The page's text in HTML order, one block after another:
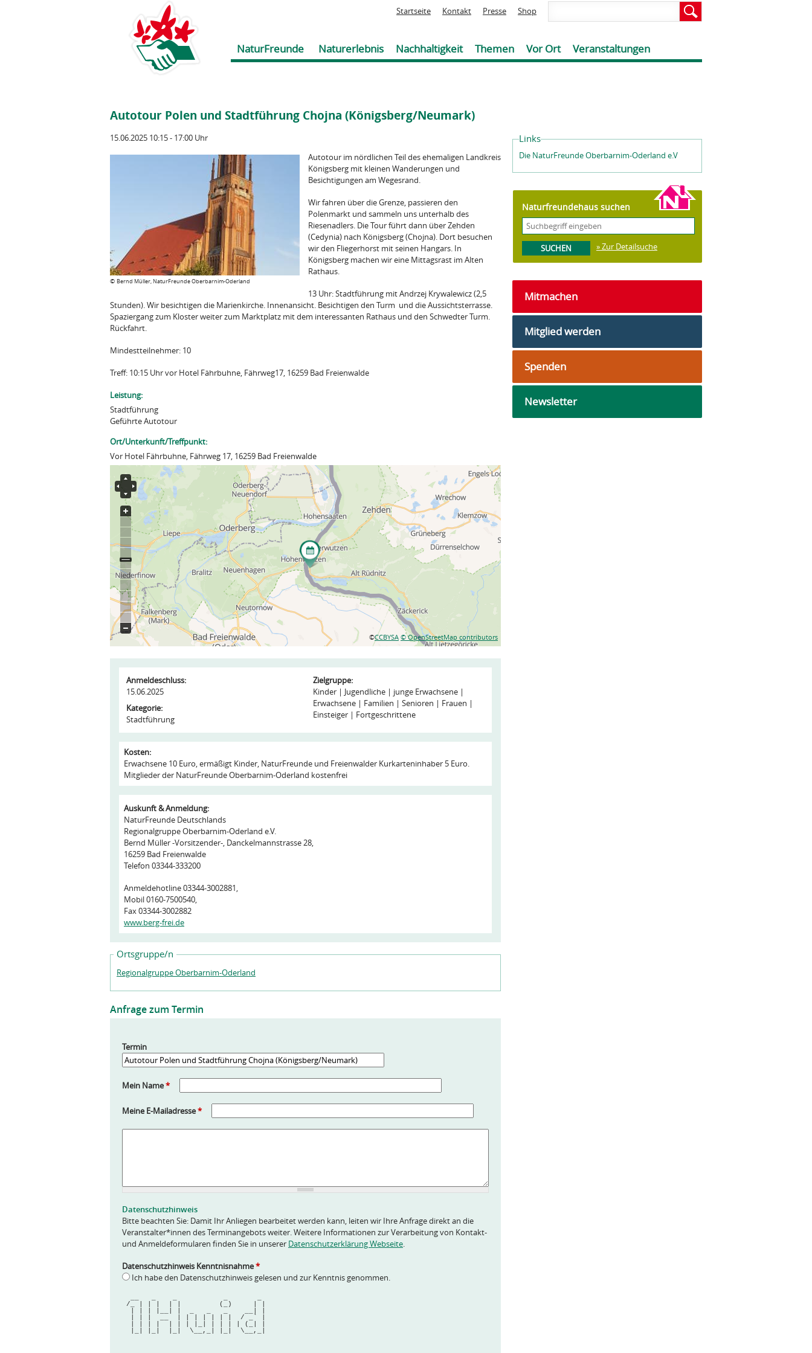
Jump to navigation
Startseite Kontakt Presse Shop
NaturFreunde Naturerlebnis Nachhaltigkeit Themen Vor Ort Veranstaltungen
Autotour Polen und Stadtführung Chojna (Königsberg/Neumark)
15.06.2025 10:15 - 17:00 Uhr
© Bernd Müller, NaturFreunde Oberbarnim-Oderland
Autotour im nördlichen Teil des ehemaligen Landkreis
Königsberg mit kleinen Wanderungen und
Besichtigungen am Wegesrand.
Wir fahren über die Grenze, passieren den
Polenmarkt und sammeln uns unterhalb des
Riesenadlers. Die Tour führt dann über Zehden
(Cedynia) nach Königsberg (Chojna). Dort besuchen
wir den Fliegerhorst mit seinen Hangars. In
Königsberg machen wir eine Mittagsrast im Alten
Rathaus.
13 Uhr: Stadtführung mit Andrzej Krywalewicz (2,5
Stunden). Wir besichtigen die Marienkirche. Innenansicht. Besichtigen den Turm und die Aussichtsterrasse.
Spaziergang zum Kloster weiter zum Marktplatz mit dem interessanten Rathaus und den Schwedter Turm.
Rückfahrt.
Mindestteilnehmer: 10
Treff: 10:15 Uhr vor Hotel Fährbuhne, Fährweg17, 16259 Bad Freienwalde
Leistung:
Stadtführung
Geführte Autotour
Ort/Unterkunft/Treffpunkt:
Vor Hotel Fährbuhne, Fährweg 17, 16259 Bad Freienwalde
©CCBYSA © OpenStreetMap contributors
Anmeldeschluss:
15.06.2025
Kategorie:
Stadtführung
Zielgruppe:
Kinder
Jugendliche
junge Erwachsene
Erwachsene
Familien Senioren
Frauen
Einsteiger
Fortgeschrittene
Kosten:
Erwachsene 10 Euro, ermäßigt Kinder, NaturFreunde und Freienwalder Kurkarteninhaber 5 Euro.
Mitglieder der NaturFreunde Oberbarnim-Oderland kostenfrei
Auskunft & Anmeldung:
NaturFreunde Deutschlands
Regionalgruppe Oberbarnim-Oderland e.V.
Bernd Müller -Vorsitzender-, Danckelmannstrasse 28,
16259 Bad Freienwalde
Telefon 03344-333200
Anmeldehotline 03344-3002881,
Mobil 0160-7500540,
Fax 03344-3002882
www.berg-frei.de
Ortsgruppe/n
Regionalgruppe Oberbarnim-Oderland
Anfrage zum Termin
Termin
Mein Name*
Meine E-Mailadresse*
*
Datenschutzhinweis
Bitte beachten Sie: Damit Ihr Anliegen bearbeitet werden kann, leiten wir Ihre Anfrage direkt an die
Veranstalter*innen des Terminangebots weiter. Weitere Informationen zur Verarbeitung von Kontakt-
und Anmeldeformularen finden Sie in unserer Datenschutzerklärung Webseite.
Datenschutzhinweis Kenntnisnahme*
Ich habe den Datenschutzhinweis gelesen und zur Kenntnis genommen.
/_ | | |  | |         (_)     | |
  | | |  __  | | | | | | |  / _` |
  | | | |  | | | |_| | | | | (_| |
  |_| |_|  |_|  \__,_| |_|  \__,_|
Links
Die NaturFreunde Oberbarnim-Oderland e.V
Naturfreundehaus suchen
» Zur Detailsuche
Mitmachen
Mitglied werden
Spenden
Newsletter